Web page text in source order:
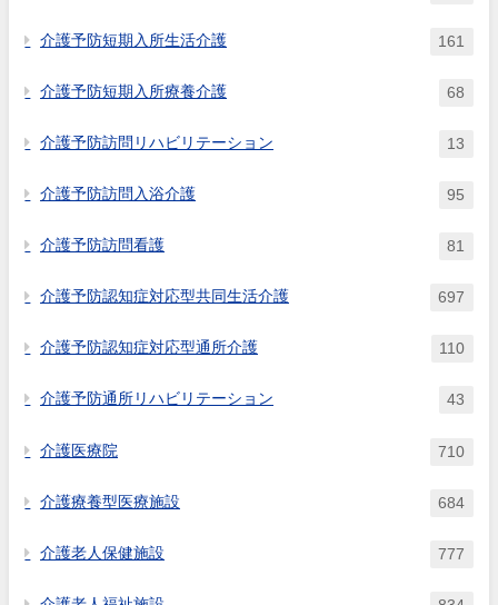
介護予防短期入所生活介護 161
介護予防短期入所療養介護 68
介護予防訪問リハビリテーション 13
介護予防訪問入浴介護 95
介護予防訪問看護 81
介護予防認知症対応型共同生活介護 697
介護予防認知症対応型通所介護 110
介護予防通所リハビリテーション 43
介護医療院 710
介護療養型医療施設 684
介護老人保健施設 777